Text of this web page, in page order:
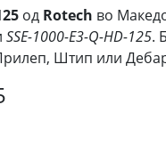
од Rotech во
SSE-1000-E3-Q-HD-125.
Штип или